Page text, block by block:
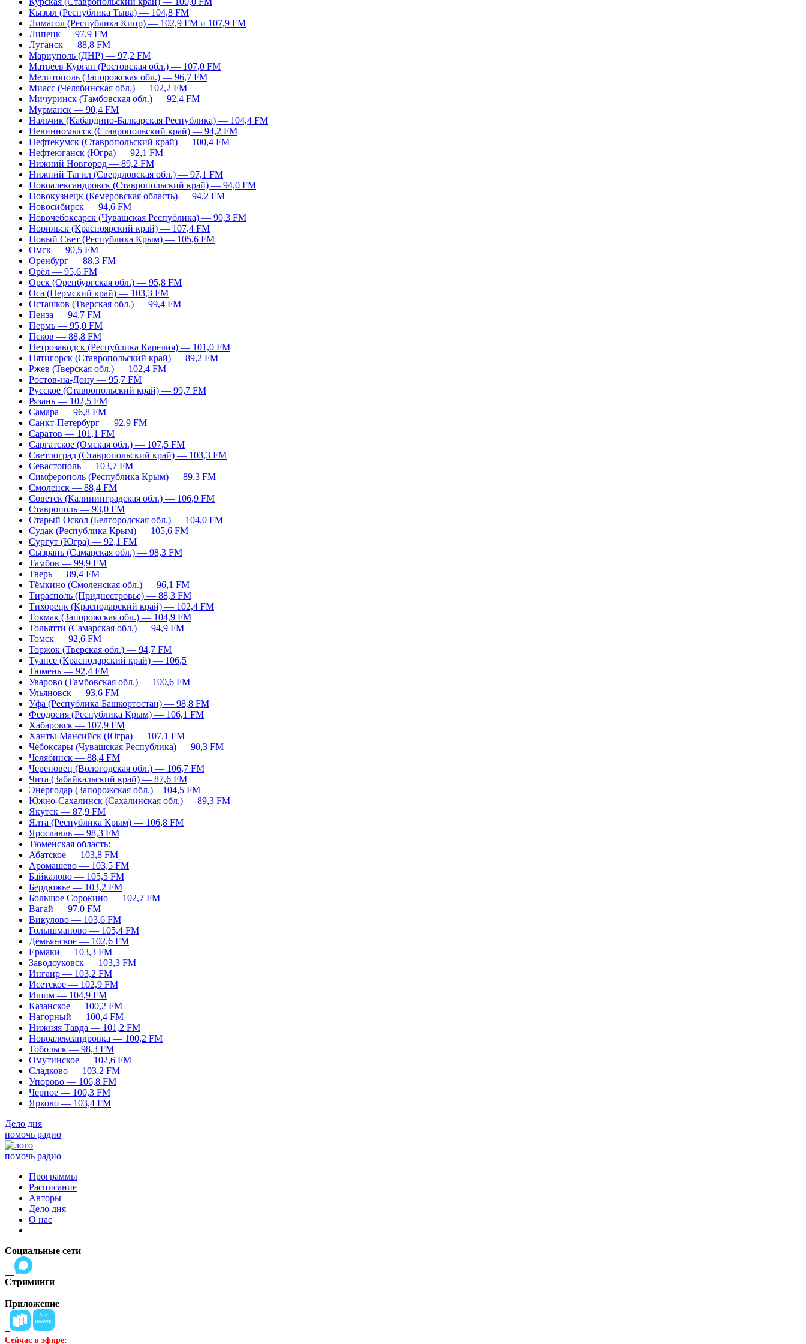
Кызыл (Республика Тыва) — 104,8 FM
Лимасол (Республика Кипр) — 102,9 FM и 107,9 FM
Липецк — 97,9 FM
Луганск — 88,8 FM
Мариуполь (ДНР) — 97,2 FM
Матвеев Курган (Ростовская обл.) — 107,0 FM
Мелитополь (Запорожская обл.) — 96,7 FM
Миасс (Челябинская обл.) — 102,2 FM
Мичуринск (Тамбовская обл.) — 92,4 FM
Мурманск — 90,4 FM
Нальчик (Кабардино-Балкарская Республика) — 104,4 FM
Невинномысск (Ставропольский край) — 94,2 FM
Нефтекумск (Ставропольский край) — 100,4 FM
Нефтеюганск (Югра) — 92,1 FM
Нижний Новгород — 89,2 FM
Нижний Тагил (Свердловская обл.) — 97,1 FM
Новоалександровск (Ставропольский край) — 94,0 FM
Новокузнецк (Кемеровская область) — 94,2 FM
Новосибирск — 94,6 FM
Новочебоксарск (Чувашская Республика) — 90,3 FM
Норильск (Красноярский край) — 107,4 FM
Новый Свет (Республика Крым) — 105,6 FM
Омск — 90,5 FM
Оренбург — 88,3 FM
Орёл — 95,6 FM
Орск (Оренбургская обл.) — 95,8 FM
Оса (Пермский край) — 103,3 FM
Осташков (Тверская обл.) — 99,4 FM
Пенза — 94,7 FM
Пермь — 95,0 FM
Псков — 88,8 FM
Петрозаводск (Республика Карелия) — 101,0 FM
Пятигорск (Ставропольский край) — 89,2 FM
Ржев (Тверская обл.) — 102,4 FM
Ростов-на-Дону — 95,7 FM
Русское (Ставропольский край) — 99,7 FM
Рязань — 102,5 FM
Самара — 96,8 FM
Санкт-Петербург — 92,9 FM
Саратов — 101,1 FM
Саргатское (Омская обл.) — 107,5 FM
Светлоград (Ставропольский край) — 103,3 FM
Севастополь — 103,7 FM
Симферополь (Республика Крым) — 89,3 FM
Смоленск — 88,4 FM
Советск (Калининградская обл.) — 106,9 FM
Ставрополь — 93,0 FM
Старый Оскол (Белгородская обл.) — 104,0 FM
Судак (Республика Крым) — 105,6 FM
Сургут (Югра) — 92,1 FM
Сызрань (Самарская обл.) — 98,3 FM
Тамбов — 99,9 FM
Тверь — 89,4 FM
Тёмкино (Смоленская обл.) — 96,1 FM
Тирасполь (Приднестровье) — 88,3 FM
Тихорецк (Краснодарский край) — 102,4 FM
Токмак (Запорожская обл.) — 104,9 FM
Тольятти (Самарская обл.) — 94,9 FM
Томск — 92,6 FM
Торжок (Тверская обл.) — 94,7 FM
Туапсе (Краснодарский край) — 106,5
Тюмень — 92,4 FM
Уварово (Тамбовская обл.) — 100,6 FM
Ульяновск — 93,6 FM
Уфа (Республика Башкортостан) — 98,8 FM
Феодосия (Республика Крым) — 106,1 FM
Хабаровск — 107,9 FM
Ханты-Мансийск (Югра) — 107,1 FM
Чебоксары (Чувашская Республика) — 90,3 FM
Челябинск — 88,4 FM
Череповец (Вологодская обл.) — 106,7 FM
Чита (Забайкальский край) — 87,6 FM
Энергодар (Запорожская обл.) – 104,5 FM
Южно-Сахалинск (Сахалинская обл.) — 89,3 FM
Якутск — 87,9 FM
Ялта (Республика Крым) — 106,8 FM
Ярославль — 98,3 FM
Тюменская область:
Абатское — 103,8 FM
Аромашево — 103,5 FM
Байкалово — 105,5 FM
Бердюжье — 103,2 FM
Большое Сорокино — 102,7 FM
Вагай — 97,0 FM
Викулово — 103,6 FM
Голышманово — 105,4 FM
Демьянское — 102,6 FM
Ермаки — 103,3 FM
Заводоуковск — 103,3 FM
Ингаир — 103,2 FM
Исетское — 102,9 FM
Ишим — 104,9 FM
Казанское — 100,2 FM
Нагорный — 100,4 FM
Нижняя Тавда — 101,2 FM
Новоалександровка — 100,2 FM
Тобольск — 98,3 FM
Омутинское — 102,6 FM
Сладково — 103,2 FM
Упорово — 106,8 FM
Черное — 100,3 FM
Ярково — 103,4 FM
Дело дня
помочь радио
помочь радио
Программы
Расписание
Авторы
Дело дня
О нас
Социальные сети
Стриминги
Приложение
Сейчас в эфире: